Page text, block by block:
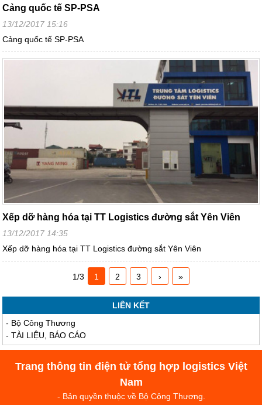
Cảng quốc tế SP-PSA
13/12/2017 15:16
Cảng quốc tế SP-PSA
Xếp dỡ hàng hóa tại TT Logistics đường sắt Yên Viên
13/12/2017 14:35
Xếp dỡ hàng hóa tại TT Logistics đường sắt Yên Viên
1/3 1 2 3 › »
LIÊN KẾT
- Bộ Công Thương
-TÀI LIỆU, BÁO CÁO
Trang thông tin điện tử tổng hợp logistics Việt
Nam
- Bản quyền thuộc về Bộ Công Thương.